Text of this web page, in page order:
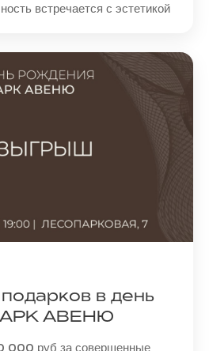
встречается с эстетикой
в день
АВЕНЮ
000 руб за совершенные